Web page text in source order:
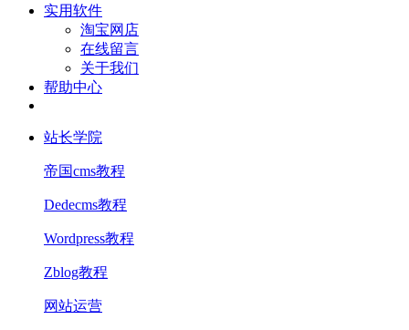
实用软件
淘宝网店
在线留言
关于我们
帮助中心
站长学院
帝国cms教程
Dedecms教程
Wordpress教程
Zblog教程
网站运营